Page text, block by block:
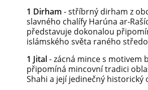
1 Dirham - stříbrný dirham z
slavného chalífy Harúna ar-
představuje dokonalou
islámského světa raného
1 Jital- zácná mince s motivem
připomíná mincovní tradici
Shahi a její jedinečný historický